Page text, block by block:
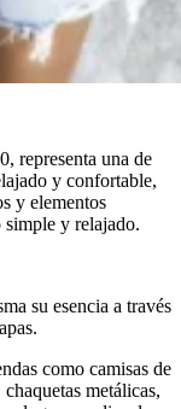
representa una de
y confortable,
y elementos
simple y relajado.
su esencia a través
como camisas de
metálicas,